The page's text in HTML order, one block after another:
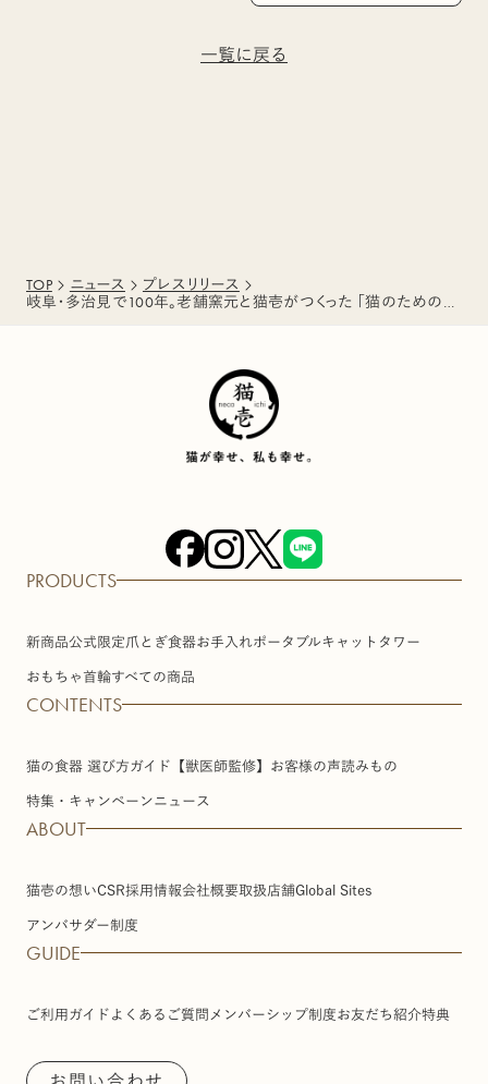
一覧に戻る
ダイニング」シリーズ 今
発表
TOP ニュース
プレスリリース
岐阜・多治見で100年。老舗窯元と猫壱がつくった 「猫のための日本製食器」に新色登場
PRODUCTS
新商品公式限定 爪とぎ食器お手入れポータブル キャットタワー
おもちゃ首輪すべての商品
CONTENTS
猫の食器 選び方ガイド【獣医師監修】 お客様の声読みもの
特集・キャンペーンニュース
ABOUT
猫壱の想いCSR採用情報会社概要取扱店舗Global Sites
アンバサダー制度
GUIDE
ご利用ガイド よくあるご質問 メンバーシップ制度お友だち紹介特典
お問い合わせ